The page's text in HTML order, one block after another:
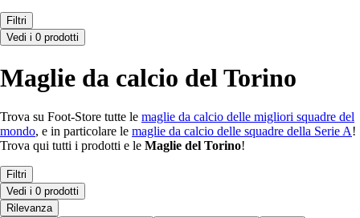
Filtri
Vedi i 0 prodotti
Maglie da calcio del Torino
Trova su Foot-Store tutte le maglie da calcio delle migliori squadre del
mondo, e in particolare le maglie da calcio delle squadre della Serie A!
Trova qui tutti i prodotti e le Maglie del Torino!
Filtri
Vedi i 0 prodotti
Rilevanza